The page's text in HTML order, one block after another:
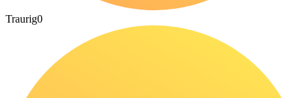
Traurig0